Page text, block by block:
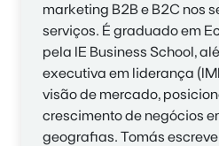
marketing B2B e B2C nos
serviços. É graduado em
pela IE Business School,
executiva em liderança
visão de mercado,
crescimento de negócios
geografias. Tomás